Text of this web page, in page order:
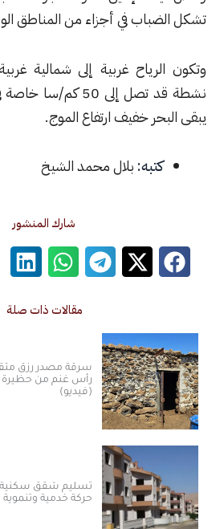
في أجزاء من المناطق الوسطى
غربية إلى شمالية غربية بين
نشطة قد تصل إلى 50 كم/سا خاصة في
خفيف ارتفاع الموج.
بلال محمد الشيخ
شارك المنشور
مقالات ذات صلة
رأس غنم من حظيرة في ريف
(فيديو)
تسليم شقق سكنية وعودة
حركة خدمية وتنموية نشطة